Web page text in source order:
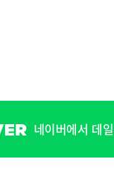
네이버에서 데